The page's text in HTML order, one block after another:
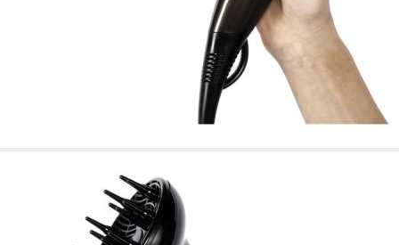
información de
Información de las
Cookies analíticas
Estas cookies nos